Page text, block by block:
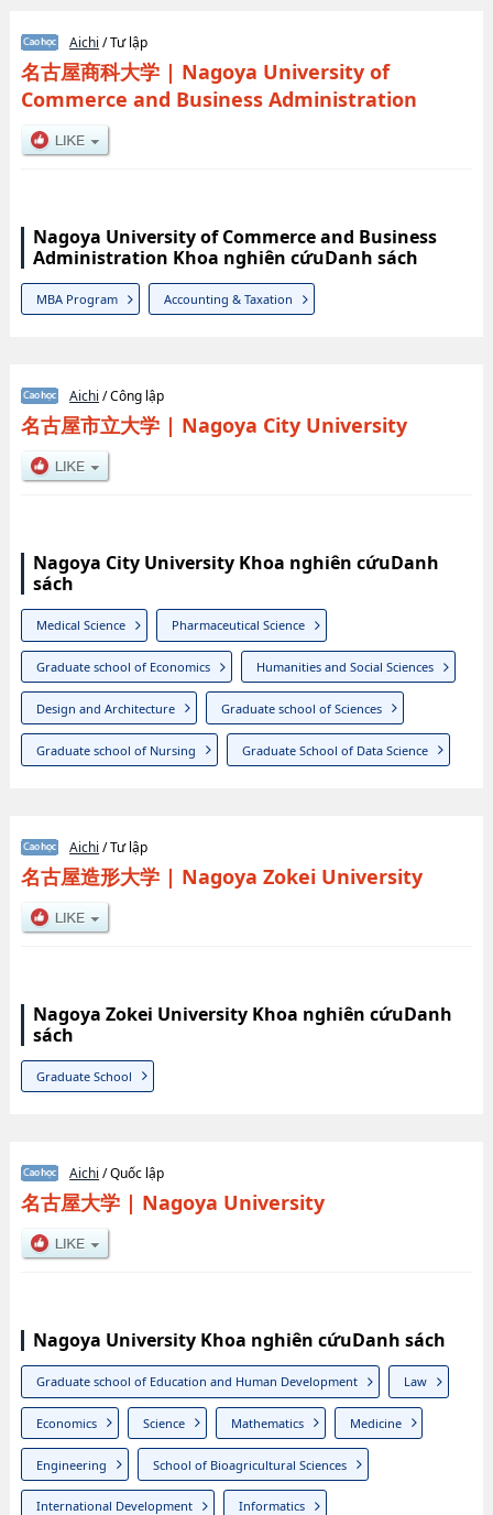
Aichi / Tư lập
名古屋商科大学| Nagoya University of
Commerce and Business Administration
Nagoya University of Commerce and Business
Administration Khoa nghiên cứuDanh sách
MBA Program Accounting & Taxation
Aichi / Công lập
名古屋市立大学| Nagoya City University
Nagoya City University Khoa nghiên cứuDanh
sách
Medical Science Pharmaceutical Science
Graduate school of Economics Humanities and Social Sciences
Design and Architecture Graduate school of Sciences
Graduate school of Nursing Graduate School of Data Science
Aichi / Tư lập
名古屋造形大学| Nagoya Zokei University
Nagoya Zokei University Khoa nghiên cứuDanh
sách
Graduate School
Aichi / Quốc lập
名古屋大学| Nagoya University
Nagoya University Khoa nghiên cứuDanh sách
Graduate school of Education and Human Development Law
Economics Science Mathematics Medicine
Engineering School of Bioagricultural Sciences
International Development Informatics